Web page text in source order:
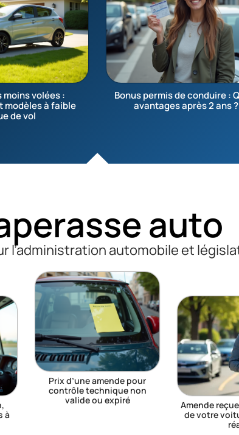
moins volées :
modèles à faible
de vol
Bonus permis de conduire :
avantages après 2 ans ?
auto
l’administration automobile et
à
Prix d’une amende pour
contrôle technique non
valide ou expiré
Amende
de votre